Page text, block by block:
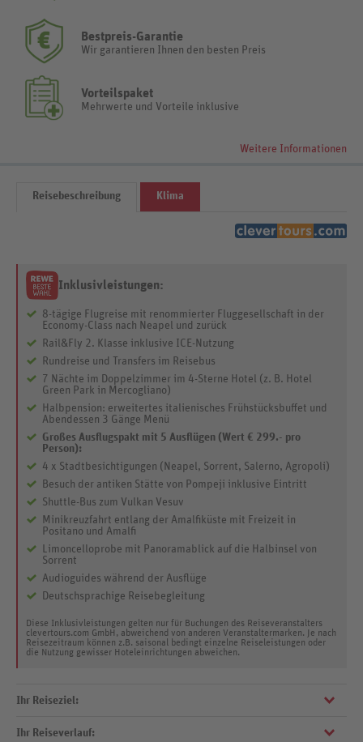
Bestpreis-Garantie
Wir garantieren Ihnen den besten Preis
Vorteilspaket
Mehrwerte und Vorteile inklusive
Weitere Informationen
Reisebeschreibung Klima
Inklusivleistungen:
8-tägige Flugreise mit renommierter Fluggesellschaft in der
Economy-Class nach Neapel und zurück
Rail&Fly 2. Klasse inklusive ICE-Nutzung
Rundreise und Transfers im Reisebus
7 Nächte im Doppelzimmer im 4-Sterne Hotel (z. B. Hotel
Green Park in Mercogliano)
Halbpension: erweitertes italienisches Frühstücksbuffet und
Abendessen 3 Gänge Menü
Großes Ausflugspakt mit 5 Ausflügen (Wert € 299.- pro
Person):
4 x Stadtbesichtigungen (Neapel, Sorrent, Salerno, Agropoli)
Besuch der antiken Stätte von Pompeji inklusive Eintritt
Shuttle-Bus zum Vulkan Vesuv
Minikreuzfahrt entlang der Amalfiküste mit Freizeit in
Positano und Amalfi
Limoncelloprobe mit Panoramablick auf die Halbinsel von
Sorrent
Audioguides während der Ausflüge
Deutschsprachige Reisebegleitung
Diese Inklusivleistungen gelten nur für Buchungen des Reiseveranstalters
clevertours.com GmbH, abweichend von anderen Veranstaltermarken. Je nach
Reisezeitraum können z.B. saisonal bedingt einzelne Reiseleistungen oder
die Nutzung gewisser Hoteleinrichtungen abweichen.
Ihr Reiseziel:
Dolce Vita am Golf an Neapel! Freuen Sie sich auf abwechslungsreiche
Ihr Reiseverlauf: